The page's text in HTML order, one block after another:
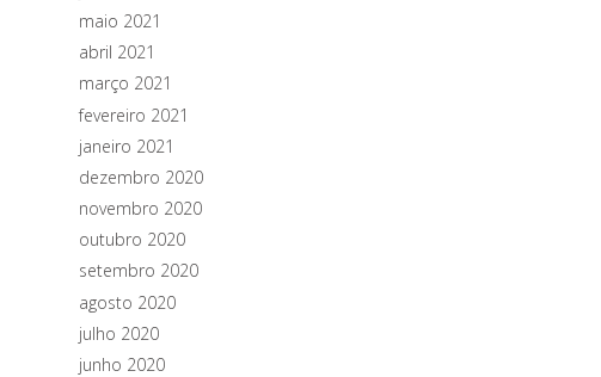
maio 2021
abril 2021
março 2021
fevereiro 2021
janeiro 2021
dezembro 2020
novembro 2020
outubro 2020
setembro 2020
agosto 2020
julho 2020
junho 2020